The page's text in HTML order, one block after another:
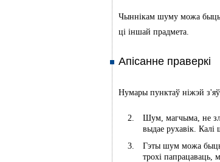
Чыннікам шуму можа быць
ці іншай прадмета.
Апісанне праверкі
Нумары пунктаў ніжэй
Шум, магчыма, не
выдае рухавік. Калі
Гэты шум можа быць
трохі папрацаваць,